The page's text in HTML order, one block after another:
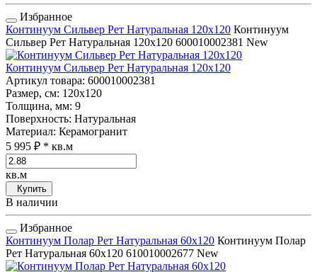
Избранное
Континуум Сильвер Рет Натуральная 120x120 Континуум
Сильвер Рет Натуральная 120x120 600010002381 New
Континуум Сильвер Рет Натуральная 120x120
Артикул товара: 600010002381
Размер, см: 120x120
Толщина, мм: 9
Поверхность: Натуральная
Материал: Керамогранит
5 995 ₽ * кв.м
кв.м
Купить
В наличии
Избранное
Континуум Полар Рет Натуральная 60x120 Континуум Полар
Рет Натуральная 60x120 610010002677 New